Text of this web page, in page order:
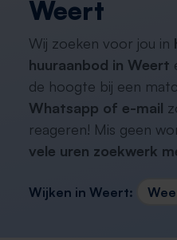
Weert
Wij zoeken voor jou in
huuraanbod in Weert
de hoogte bij een
Whatsapp of e-mail
reageren! Mis geen
vele uren zoekwerk
Wijken in Weert: